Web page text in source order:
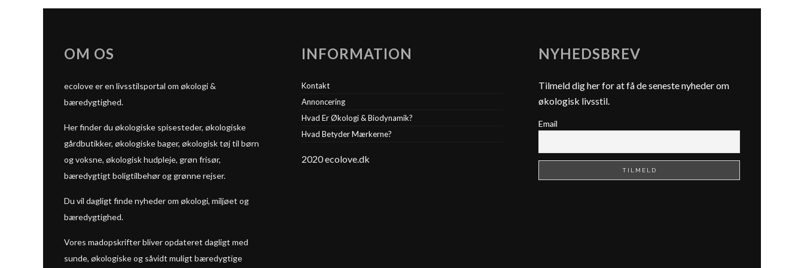
OM OS
ecolove er en livsstilsportal om økologi &
bæredygtighed.
Her finder du økologiske spisesteder, økologiske
gårdbutikker, økologiske bager, økologisk tøj til børn
og voksne, økologisk hudpleje, grøn frisør,
bæredygtigt boligtilbehør og grønne rejser.
Du vil dagligt finde nyheder om økologi, miljøet og
bæredygtighed.
Vores madopskrifter bliver opdateret dagligt med
sunde, økologiske og såvidt muligt bæredygtige
INFORMATION
Kontakt
Annoncering
Hvad Er Økologi & Biodynamik?
Hvad Betyder Mærkerne?
2020 ecolove.dk
NYHEDSBREV
Tilmeld dig her for at få de seneste nyheder om
økologisk livsstil.
Email